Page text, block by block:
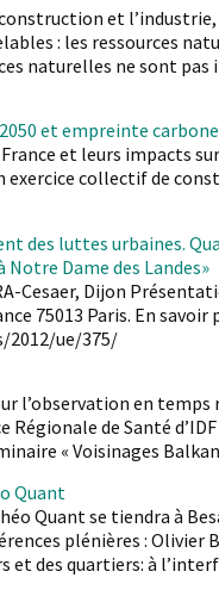
et
: les ressources
naturelles ne sont
et empreinte
et leurs impacts
exercice collectif de
des luttes urbaines.
Dame des Landes»
Cesaer, Dijon
75013 Paris. En savoir
2012/ue/375/
l’observation en
Régionale de Santé
« Voisinages
Quant
Quant se tiendra à
plénières : Olivier
des quartiers: à